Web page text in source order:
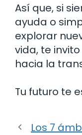
Así que, si
ayuda o
explorar
vida, te
hacia la
Tu futuro te
Los 7